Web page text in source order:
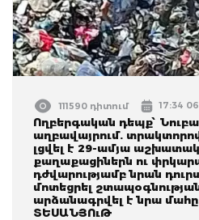
111590 դիտում 17:34
Ողբերգական դեպք՝
աղբավայրում.
լցվել է 29-ամյա
քաղաքացիներն ու
դժվարությամբ նրան դուրս
մոտեցրել
արձանագրվել է նրա
ՏԵՍԱՆՅՈւԹ